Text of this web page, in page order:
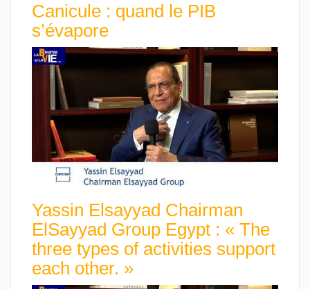
Canicule : quand le PIB
s’évapore
Yassin Elsayyad Chairman
ElSayyad Group Egypt : « The
three types of activities support
each other. »